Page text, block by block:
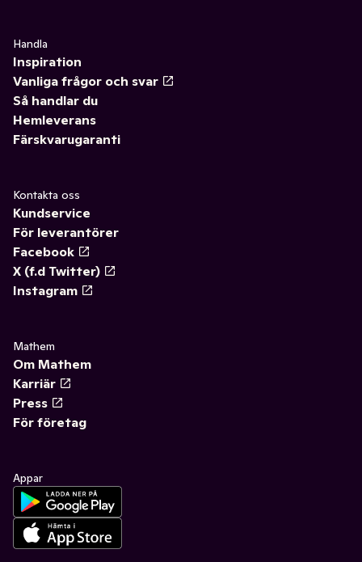
Handla
Inspiration
Vanliga frågor och svar
Så handlar du
Hemleverans
Färskvarugaranti
Kontakta oss
Kundservice
För leverantörer
Facebook
X (f.d Twitter)
Instagram
Mathem
Om Mathem
Karriär
Press
För företag
Appar